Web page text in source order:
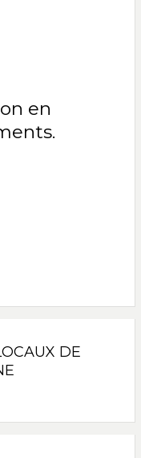
en
DE